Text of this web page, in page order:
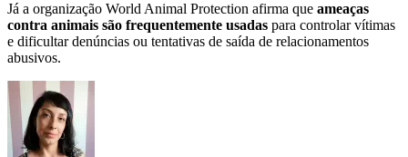
Já a organização World Animal Protection afirma que ameaças
contra animais são frequentemente usadas para controlar vítimas
e dificultar denúncias ou tentativas de saída de relacionamentos
abusivos.